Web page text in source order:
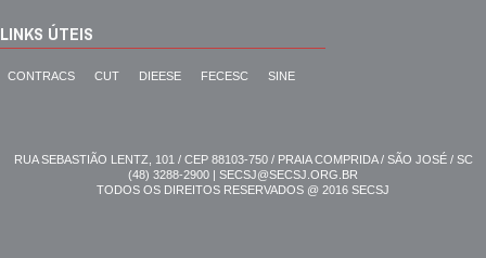
LINKS ÚTEIS
CONTRACS CUT DIEESE FECESC SINE
RUA SEBASTIÃO LENTZ, 101 / CEP 88103-750 / PRAIA COMPRIDA / SÃO JOSÉ / SC
(48) 3288-2900 | SECSJ@SECSJ.ORG.BR
TODOS OS DIREITOS RESERVADOS @ 2016 SECSJ